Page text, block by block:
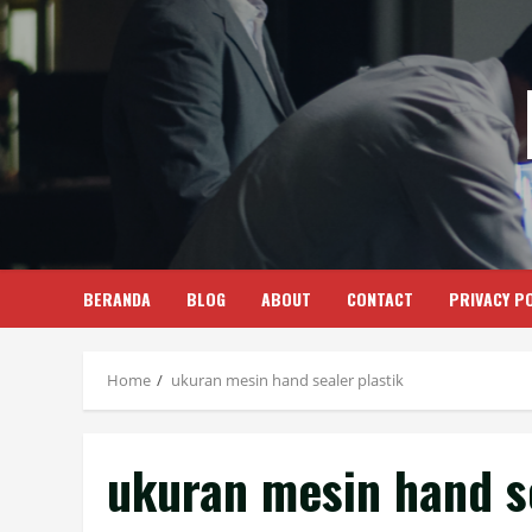
Skip
content
BERANDA BLOG ABOUT CONTACT PRIVACY
Home ukuran mesin hand sealer plastik
ukuran mesin hand